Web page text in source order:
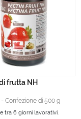
frutta NH
- Confezione di 500 g
tra 6 giorni lavorativi.